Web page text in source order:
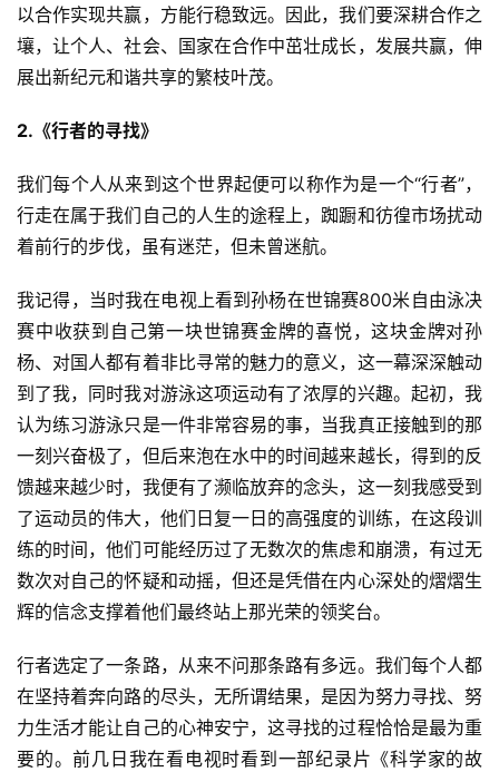
以合作实现共赢，方能行稳致远。因此，我们要深耕合作之
壤，让个人、社会、国家在合作中茁壮成长，发展共赢，伸
展出新纪元和谐共享的繁枝叶茂。
2.《行者的寻找》
我们每个人从来到这个世界起便可以称作为是一个“行者”，
行走在属于我们自己的人生的途程上，踟蹰和彷徨市场扰动
着前行的步伐，虽有迷茫，但未曾迷航。
我记得，当时我在电视上看到孙杨在世锦赛800米自由泳决
赛中收获到自己第一块世锦赛金牌的喜悦，这块金牌对孙
杨、对国人都有着非比寻常的魅力的意义，这一幕深深触动
到了我，同时我对游泳这项运动有了浓厚的兴趣。起初，我
认为练习游泳只是一件非常容易的事，当我真正接触到的那
一刻兴奋极了，但后来泡在水中的时间越来越长，得到的反
馈越来越少时，我便有了濒临放弃的念头，这一刻我感受到
了运动员的伟大，他们日复一日的高强度的训练，在这段训
练的时间，他们可能经历过了无数次的焦虑和崩溃，有过无
数次对自己的怀疑和动摇，但还是凭借在内心深处的熠熠生
辉的信念支撑着他们最终站上那光荣的领奖台。
行者选定了一条路，从来不问那条路有多远。我们每个人都
在坚持着奔向路的尽头，无所谓结果，是因为努力寻找、努
力生活才能让自己的心神安宁，这寻找的过程恰恰是最为重
要的。前几日我在看电视时看到一部纪录片《科学家的故